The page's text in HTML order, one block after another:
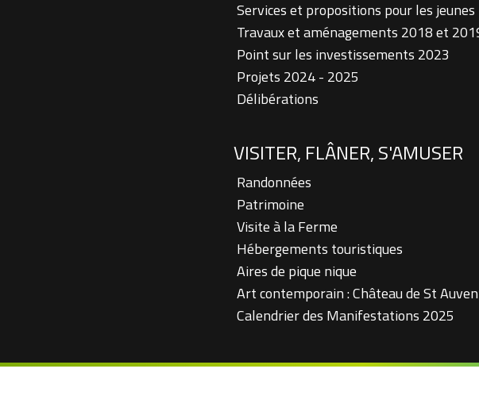
Services et propositions pour les jeunes
Travaux et aménagements 2018 et
Point sur les investissements 2023
Projets 2024 - 2025
Délibérations
VISITER, FLÂNER, S'AMUSER
Randonnées
Patrimoine
Visite à la Ferme
Hébergements touristiques
Aires de pique nique
Art contemporain : Château de St
Calendrier des Manifestations 2025